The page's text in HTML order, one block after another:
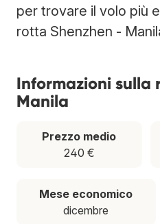
per trovare il volo più
rotta Shenzhen -
Informazioni sulla
Manila
Prezzo medio
240 €
Mese economico
dicembre